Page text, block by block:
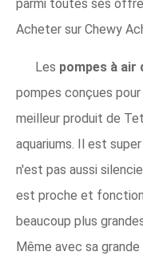
parmi toutes ses
Acheter sur Chewy
Les pompes à air
pompes conçues
meilleur produit de
aquariums. Il est
n'est pas aussi
est proche et
beaucoup plus
Même avec sa